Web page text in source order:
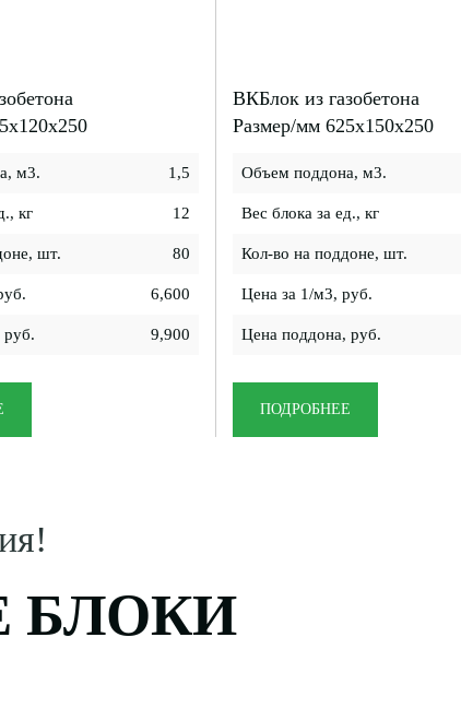
м3. 1,5
кг 12
шт. 80
6,600
руб. 9,900
ВКБлок из газобетона
Размер/мм 625x150x250
Объем поддона, м3.
Вес блока за ед., кг
Кол-во на поддоне, шт.
Цена за 1/м3, руб.
Цена поддона, руб.
ПОДРОБНЕЕ
БЛОКИ